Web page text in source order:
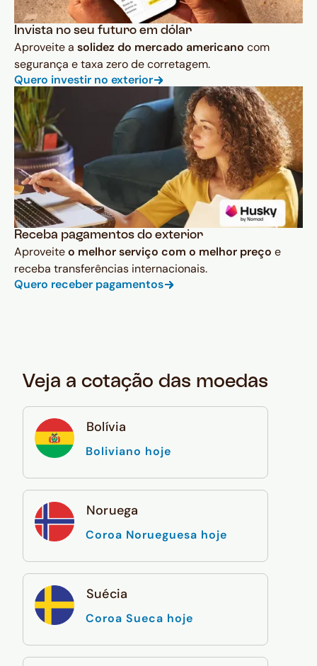
Invista no seu futuro em dólar
Aproveite a solidez do mercado americano com
segurança e taxa zero de corretagem.
Quero investir no exterior
Receba pagamentos do exterior
Aproveiteo melhor serviço com o melhor preço e
receba transferências internacionais.
Quero receber pagamentos
Veja a cotação das moedas
Bolívia
Boliviano hoje
Noruega
Coroa Norueguesa hoje
Suécia
Coroa Sueca hoje